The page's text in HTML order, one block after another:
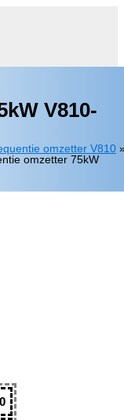
V810-
omzetter V810
omzetter 75kW